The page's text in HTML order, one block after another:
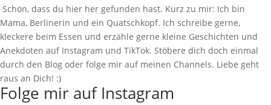
Schön, dass du hier her gefunden hast. Kurz zu mir: Ich bin
Mama, Berlinerin und ein Quatschkopf. Ich schreibe gerne,
kleckere beim Essen und erzähle gerne kleine Geschichten und
Anekdoten auf Instagram und TikTok. Stöbere dich doch einmal
durch den Blog oder folge mir auf meinen Channels. Liebe geht
raus an Dich! :)
Folge mir auf Instagram